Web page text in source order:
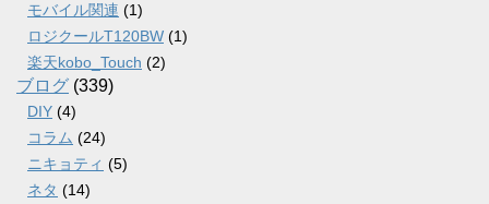
モバイル関連 (1)
ロジクールT120BW (1)
楽天kobo_Touch (2)
ブログ (339)
DIY (4)
コラム (24)
ニキョティ (5)
ネタ (14)